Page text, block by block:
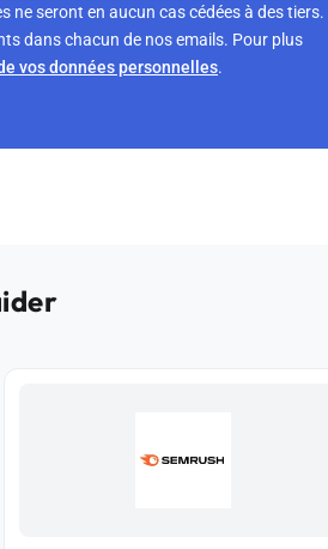
ne seront en aucun cas cédées à des tiers.
dans chacun de nos emails. Pour plus
vos données personnelles.